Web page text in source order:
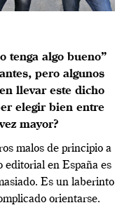
tenga algo bueno”
pero algunos
llevar este dicho
elegir bien entre
mayor?
malos de principio a
editorial en España es
Es un laberinto
orientarse.